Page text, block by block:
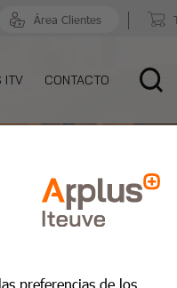
Área Clientes
ITV CONTACTO
preferencias de los